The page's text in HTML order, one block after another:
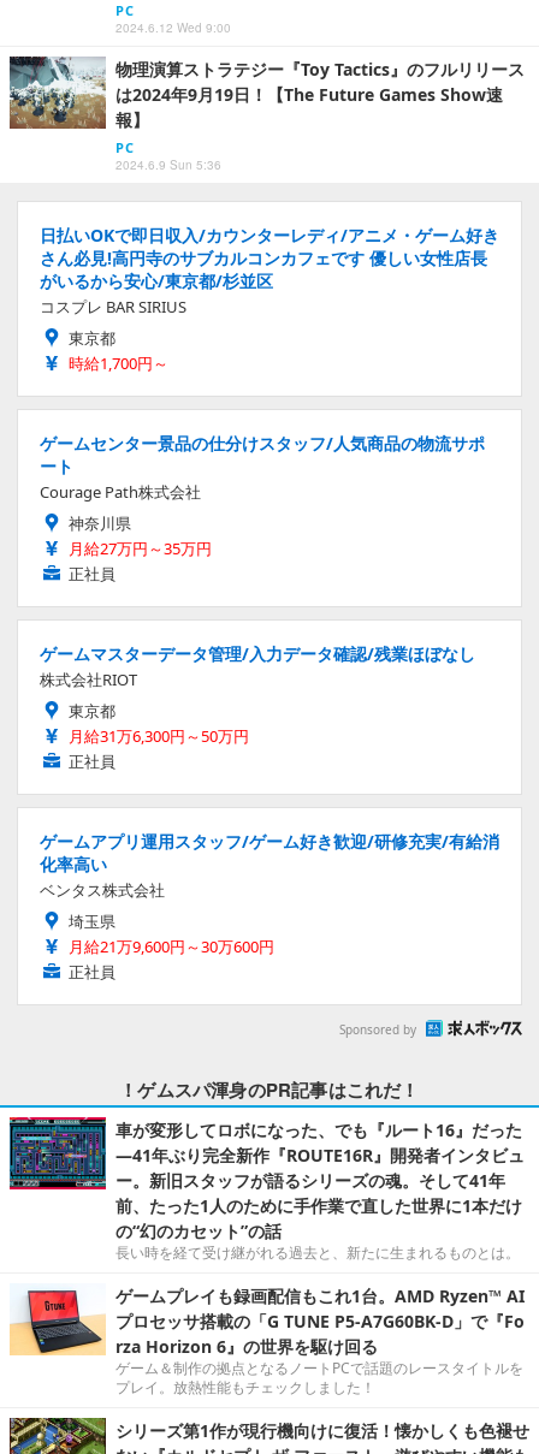
PC
2024.6.12 Wed 9:00
物理演算ストラテジー『Toy Tactics』のフルリリース
は2024年9月19日！【The Future Games Show速
報】
PC
2024.6.9 Sun 5:36
日払いOKで即日収入/カウンターレディ/アニメ・ゲーム好き
さん必見!高円寺のサブカルコンカフェです 優しい女性店長
がいるから安心/東京都/杉並区
コスプレ BAR SIRIUS
東京都
時給1,700円～
ゲームセンター景品の仕分けスタッフ/人気商品の物流サポ
ート
Courage Path株式会社
神奈川県
月給27万円～35万円
正社員
ゲームマスターデータ管理/入力データ確認/残業ほぼなし
株式会社RIOT
東京都
月給31万6,300円～50万円
正社員
ゲームアプリ運用スタッフ/ゲーム好き歓迎/研修充実/有給消
化率高い
ベンタス株式会社
埼玉県
月給21万9,600円～30万600円
正社員
Sponsored by
！ゲムスパ渾身のPR記事はこれだ！
車が変形してロボになった、でも『ルート16』だった
―41年ぶり完全新作『ROUTE16R』開発者インタビュ
ー。新旧スタッフが語るシリーズの魂。そして41年
前、たった1人のために手作業で直した世界に1本だけ
の“幻のカセット”の話
長い時を経て受け継がれる過去と、新たに生まれるものとは。
ゲームプレイも録画配信もこれ1台。AMD Ryzen™ AI
プロセッサ搭載の「G TUNE P5-A7G60BK-D」で『Fo
rza Horizon 6』の世界を駆け回る
ゲーム＆制作の拠点となるノートPCで話題のレースタイトルを
プレイ。放熱性能もチェックしました！
シリーズ第1作が現行機向けに復活！懐かしくも色褪せ